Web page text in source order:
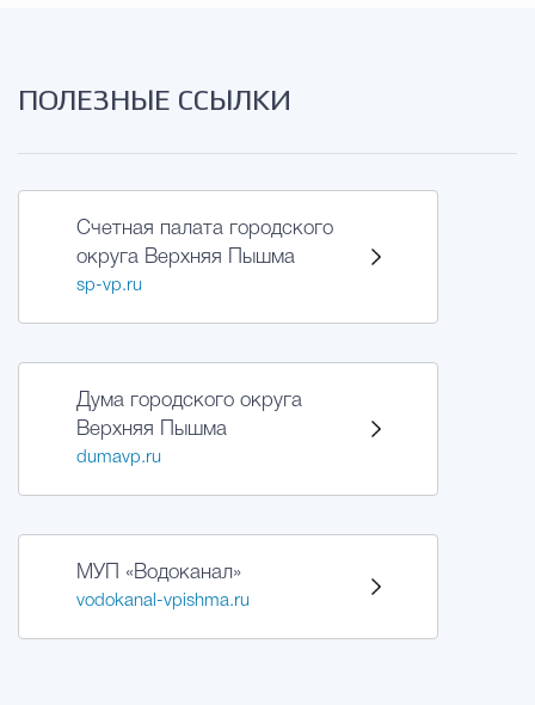
ПОЛЕЗНЫЕ ССЫЛКИ
Счетная палата городского
округа Верхняя Пышма
sp-vp.ru
Дума городского округа
Верхняя Пышма
dumavp.ru
МУП «Водоканал»
vodokanal-vpishma.ru